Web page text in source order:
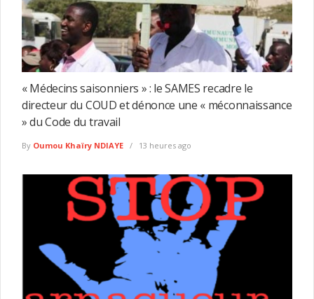
« Médecins saisonniers » : le SAMES recadre le
directeur du COUD et dénonce une « méconnaissance
» du Code du travail
By Oumou Khaïry NDIAYE 13 heures ago